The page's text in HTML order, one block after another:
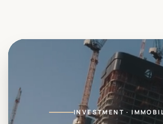
INVESTMENT ·